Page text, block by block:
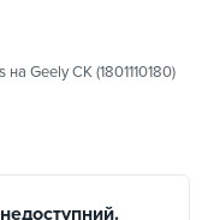
Geely CK (1801110180)